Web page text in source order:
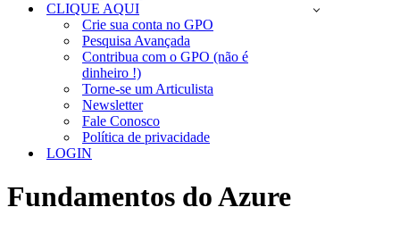
CLIQUE AQUI
Crie sua conta no GPO
Pesquisa Avançada
Contribua com o GPO (não é
dinheiro !)
Torne-se um Articulista
Newsletter
Fale Conosco
Política de privacidade
LOGIN
Fundamentos do Azure